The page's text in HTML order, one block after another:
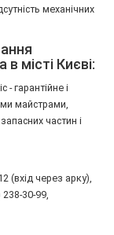
механічних
місті Києві:
гарантійне і
майстрами,
частин і
(вхід через арку),
30-99,